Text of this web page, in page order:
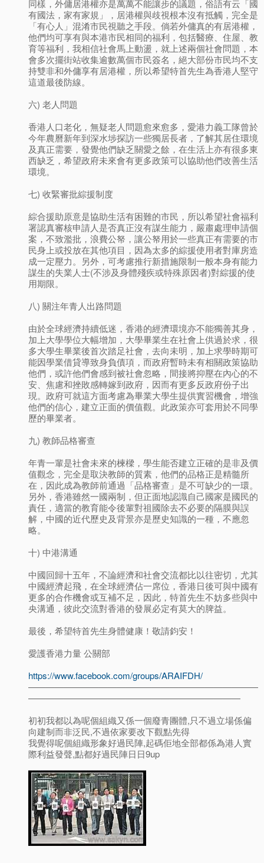
同樣，外傭居港權亦是萬萬不能讓步的議題，俗語有云「國
有國法，家有家規」，居港權與歧視根本沒有抵觸，完全是
「有心人」混淆市民視聽之手段。倘若外傭真的有居港權，
他們均可享有與本港市民相同的福利，包括醫療、住屋、教
育等福利，我相信社會馬上動盪，就上述兩個社會問題，本
會多次擺街站收集逾數萬個市民簽名，絕大部份市民均不支
持雙非和外傭享有居港權，所以希望特首先生為香港人堅守
這道最後防線。
六) 老人問題
香港人口老化，無疑老人問題愈來愈多，愛港力義工隊曾於
今年農曆新年到深水埗探訪一些獨居長者，了解其居住環境
及真正需要，發覺他們缺乏關愛之餘，在生活上亦有很多東
西缺乏，希望政府未來會有更多政策可以協助他們改善生活
環境。
七) 收緊審批綜援制度
綜合援助原意是協助生活有困難的市民，所以希望社會福利
署認真審核申請人是否真正沒有謀生能力，嚴肅處理申請個
案，不致濫批，浪費公帑，讓公帑用於一些真正有需要的市
民身上或投放在其他項目，因為太多的綜援使用者對庫房造
成一定壓力。另外，可考慮推行新措施限制一般本身有能力
謀生的失業人士(不涉及身體殘疾或特殊原因者)對綜援的使
用期限。
八) 關注年青人出路問題
由於全球經濟持續低迷，香港的經濟環境亦不能獨善其身，
加上大學學位大幅增加，大學畢業生在社會上供過於求，很
多大學生畢業後首次踏足社會，去向未明，加上求學時期可
能因學業借貸導致身負債項，而政府暫時未有相關政策協助
他們，或許他們會感到被社會忽略，間接將抑壓在內心的不
安、焦慮和挫敗感轉嫁到政府，因而有更多反政府份子出
現。政府可就這方面考慮為畢業大學生提供實習機會，增強
他們的信心，建立正面的價值觀。此政策亦可套用於不同學
歷的畢業者。
九) 教師品格審查
年青一輩是社會未來的楝樑，學生能否建立正確的是非及價
值觀念，完全是取決教師的質素，他們的品格正是精髓所
在，因此成為教師前通過「品格審查」是不可缺少的一環。
另外，香港雖然一國兩制，但正面地認識自己國家是國民的
責任，適當的教育能令後輩對祖國除去不必要的隔膜與誤
解，中國的近代歷史及背景亦是歷史知識的一種，不應忽
略。
十) 中港溝通
中國回歸十五年，不論經濟和社會交流都比以往密切，尤其
中國經濟起飛，在全球經濟佔一席位，香港日後可與中國有
更多的合作機會或互補不足，因此，特首先生不妨多些與中
央溝通，彼此交流對香港的發展必定有莫大的脾益。
最後，希望特首先生身體健康！敬請鈞安！
愛護香港力量 公關部
https://www.facebook.com/groups/ARAIFDH/
——————————————————————————
————————————————————————
初初我都以為呢個組織又係一個廢青團體,只不過立場係偏
向建制而非泛民,不過依家要改下觀點先得
我覺得呢個組織形象好過民陣,起碼佢地全部都係為港人實
際利益發聲,點都好過民陣日日9up